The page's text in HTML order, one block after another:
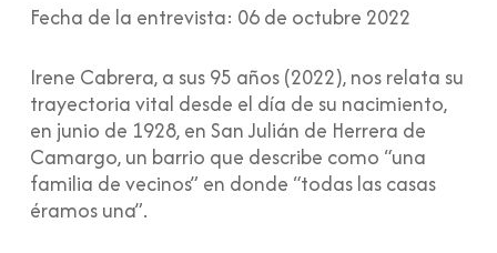
Fecha de la entrevista: 06 de octubre 2022
Irene Cabrera, a sus 95 años (2022), nos relata su
trayectoria vital desde el día de su nacimiento,
en junio de 1928, en San Julián de Herrera de
Camargo, un barrio que describe como “una
familia de vecinos” en donde “todas las casas
éramos una”.